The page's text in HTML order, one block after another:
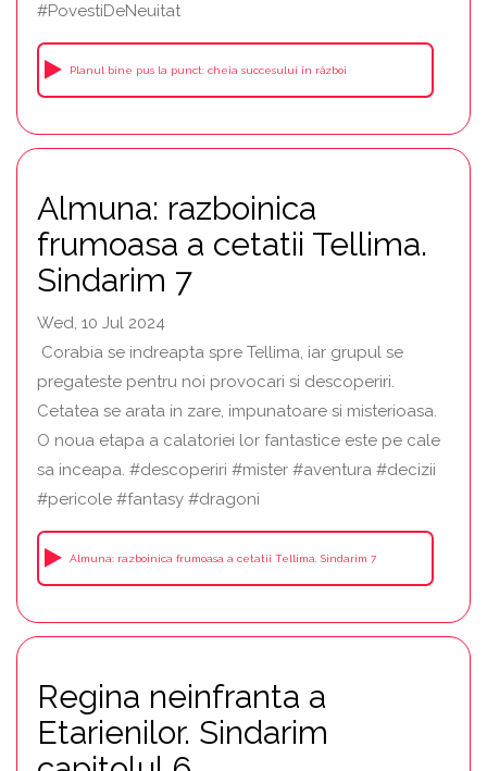
#PovestiDeNeuitat
Planul bine pus la punct: cheia succesului în război
Almuna: razboinica
frumoasa a cetatii Tellima.
Sindarim 7
Wed, 10 Jul 2024
Corabia se indreapta spre Tellima, iar grupul se
pregateste pentru noi provocari si descoperiri.
Cetatea se arata in zare, impunatoare si misterioasa.
O noua etapa a calatoriei lor fantastice este pe cale
sa inceapa. #descoperiri #mister #aventura #decizii
#pericole #fantasy #dragoni
Almuna: razboinica frumoasa a cetatii Tellima. Sindarim 7
Regina neinfranta a
Etarienilor. Sindarim